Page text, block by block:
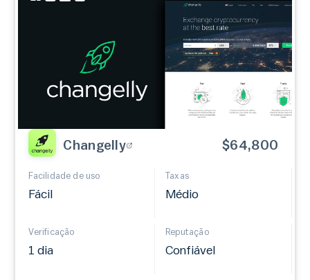
Changelly $64,800
Facilidade de uso
Fácil
Taxas
Médio
Verificação
1 dia
Reputação
Confiável